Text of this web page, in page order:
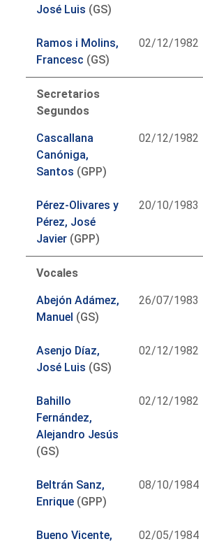
José Luis (GS)
Ramos i Molins,
Francesc (GS)
02/12/1982
Secretarios
Segundos
Cascallana
Canóniga,
Santos (GPP)
02/12/1982
Pérez-Olivares y
Pérez, José
Javier (GPP)
20/10/1983
Vocales
Abejón Adámez,
Manuel (GS)
26/07/1983
Asenjo Díaz,
José Luis (GS)
02/12/1982
Bahillo
Fernández,
Alejandro Jesús
(GS)
02/12/1982
Beltrán Sanz,
Enrique (GPP)
08/10/1984
Bueno Vicente,
02/05/1984